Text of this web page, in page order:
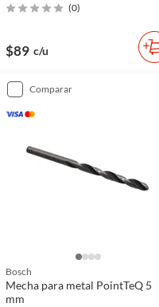
(0)
$89 c/u
comparar
Bosch
Mecha para metal PointTeQ 5
mm